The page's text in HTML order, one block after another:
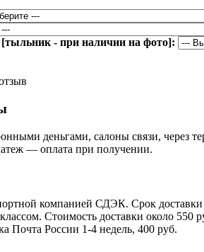
- при наличии на фото]:
деньгами, салоны связи, через
— оплата при получении.
компанией СДЭК. Срок
Cтоимость доставки около 550
Почта России 1-4 недель, 400 руб.